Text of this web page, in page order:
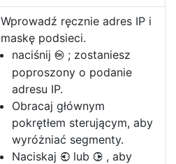
Wprowadź ręcznie adres IP i
maskę podsieci.
naciśnij J ; zostaniesz
poproszony o podanie
adresu IP.
Obracaj głównym
pokrętłem sterującym, aby
wyróżniać segmenty.
Naciskaj 4 lub 2 , aby